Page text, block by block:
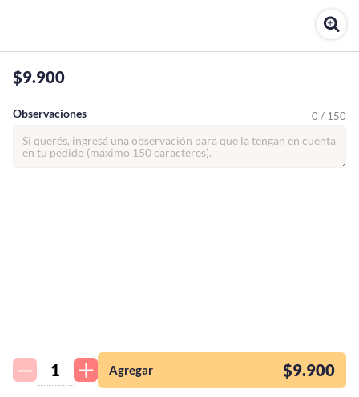
tienda así para mi
emprendimiento!
$9.900
Observaciones 0 / 150
Agregar $9.900